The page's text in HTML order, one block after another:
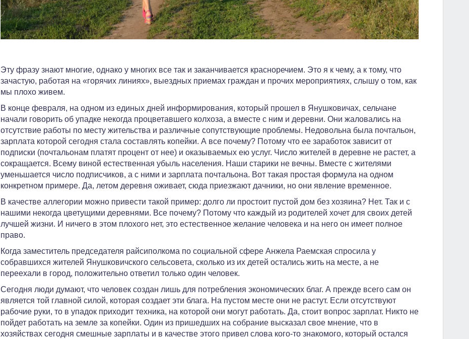
Эту фразу знают многие, однако у многих все так и заканчивается красноречием. Это я к чему, а к тому, что
зачастую, работая на «горячих линиях», выездных приемах граждан и прочих мероприятиях, слышу о том, как
мы плохо живем.
В конце февраля, на одном из единых дней информирования, который прошел в Янушковичах, сельчане
начали говорить об упадке некогда процветавшего колхоза, а вместе с ним и деревни. Они жаловались на
отсутствие работы по месту жительства и различные сопутствующие проблемы. Недовольна была почтальон,
зарплата которой сегодня стала составлять копейки. А все почему? Потому что ее заработок зависит от
подписки (почтальонам платят процент от нее) и оказываемых ею услуг. Число жителей в деревне не растет, а
сокращается. Всему виной естественная убыль населения. Наши старики не вечны. Вместе с жителями
уменьшается число подписчиков, а с ними и зарплата почтальона. Вот такая простая формула на одном
конкретном примере. Да, летом деревня оживает, сюда приезжают дачники, но они явление временное.
В качестве аллегории можно привести такой пример: долго ли простоит пустой дом без хозяина? Нет. Так и с
нашими некогда цветущими деревнями. Все почему? Потому что каждый из родителей хочет для своих детей
лучшей жизни. И ничего в этом плохого нет, это естественное желание человека и на него он имеет полное
право.
Когда заместитель председателя райсиполкома по социальной сфере Анжела Раемская спросила у
собравшихся жителей Янушковичского сельсовета, сколько из их детей остались жить на месте, а не
переехали в город, положительно ответил только один человек.
Сегодня люди думают, что человек создан лишь для потребления экономических благ. А прежде всего сам он
является той главной силой, которая создает эти блага. На пустом месте они не растут. Если отсутствуют
рабочие руки, то в упадок приходит техника, на которой они могут работать. Да, стоит вопрос зарплат. Никто не
пойдет работать на земле за копейки. Один из пришедших на собрание высказал свое мнение, что в
хозяйствах сегодня смешные зарплаты и в качестве этого привел слова кого-то знакомого, который остался